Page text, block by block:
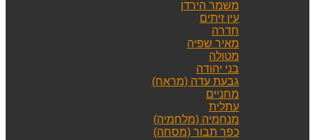
משמר הירדן
עין זיתים
חדרה
מאיר שפיה
מטולה
בני יהודה
גבעת עדה (מראח)
מחניים
עתלית
מנחמיה (מלחמיה)
כפר תבור (מסחה)